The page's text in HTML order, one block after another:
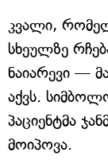
კვალი,
სხეულზე
ნაიარევი —
აქვს.
პაციენტმა
მოიპოვა.